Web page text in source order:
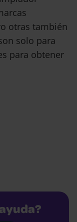
otras también
solo para
para obtener